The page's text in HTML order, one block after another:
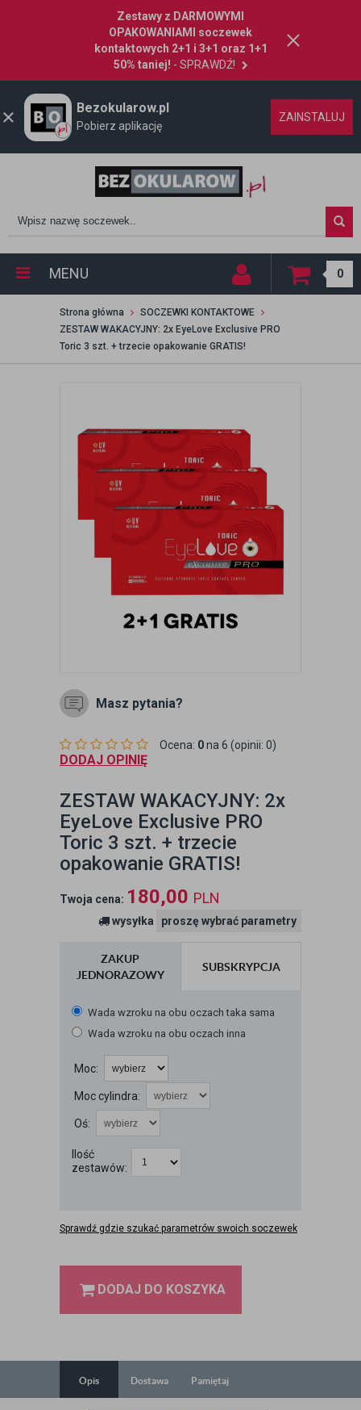
Zestawy z DARMOWYMI
OPAKOWANIAMI soczewek
kontaktowych 2+1 i 3+1 oraz 1+1
50% taniej! - SPRAWDŹ!
Bezokularow.pl
Pobierz aplikację
ZAINSTALUJ
MENU 0
Strona główna
SOCZEWKI KONTAKTOWE
ZESTAW WAKACYJNY: 2x EyeLove Exclusive PRO
Toric 3 szt. + trzecie opakowanie GRATIS!
Masz pytania?
Ocena: 0na 6 (opinii: 0)
DODAJ OPINIĘ
ZESTAW WAKACYJNY: 2x
EyeLove Exclusive PRO
Toric 3 szt. + trzecie
opakowanie GRATIS!
Twoja cena: 180,00 PLN
wysyłka proszę wybrać parametry
ZAKUP
JEDNORAZOWY
SUBSKRYPCJA
Wada wzroku na obu oczach taka sama
Wada wzroku na obu oczach inna
Moc:
Moc cylindra:
Oś:
Ilość
zestawów:
Sprawdź gdzie szukać parametrów swoich soczewek
DODAJ DO KOSZYKA
Opis Dostawa Pamiętaj